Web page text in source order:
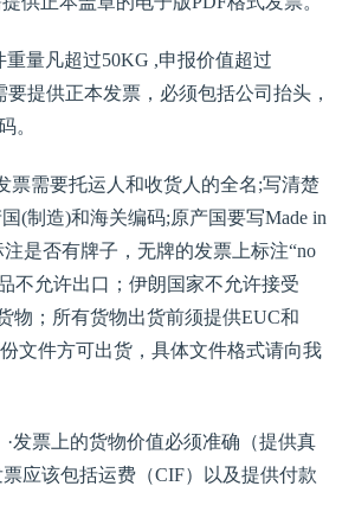
量凡超过50KG ,申报价值超过
要提供正本发票，必须包括公司抬头，
。
票需要托运人和收货人的全名;写清楚
(制造)和海关编码;原产国要写Made in
是否有牌子，无牌的发票上标注“no
不允许出口；伊朗国家不允许接受
物；所有货物出货前须提供EUC和
份文件方可出货，具体文件格式请向我
发票上的货物价值必须准确（提供真
应该包括运费（CIF）以及提供付款